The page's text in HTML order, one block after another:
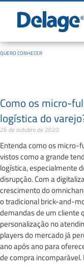
QUERO CONHECER
Como os micro-
logística do
26 de outubro de 2020
Entenda como os micro-
vistos como a grande
logística, especialmente
disrupção. Com a
crescimento do
o tradicional brick-and-
demandas de um cliente
personalização no
players do mercado já
ano após ano para
de compra incomparável.